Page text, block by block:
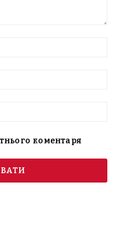
коментаря